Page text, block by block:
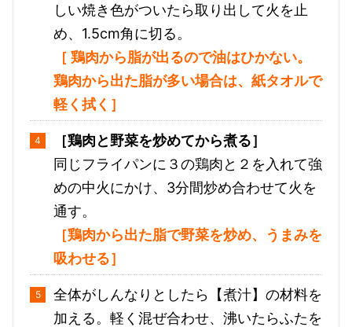
しい焼き色がついたら取り出して火を止
め、1.5cm角に切る。
［ 鶏肉から脂が出るので油はひかない。
鶏肉から出た脂が多い場合は、紙タオルで
軽く拭く］
［鶏肉と野菜を炒めてから煮る］
同じフライパンに３の鶏肉と２を入れて強
めの中火にかけ、3分間炒め合わせて火を
通す。
［鶏肉から出た脂で野菜を炒め、うまみを
吸わせる］
全体がしんなりとしたら【煮汁】の材料を
加える。軽く混ぜ合わせ、沸いたらふたを